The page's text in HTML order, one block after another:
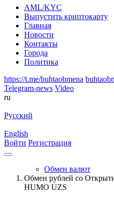
AML/KYC
Выпустить криптокарту
Главная
Новости
Контакты
Города
Политика
https://t.me/buhtaobmena
Telegram-news Video
ru
Русский
English
Войти Регистрация
Обмен валют
Обмен рублей со
HUMO UZS